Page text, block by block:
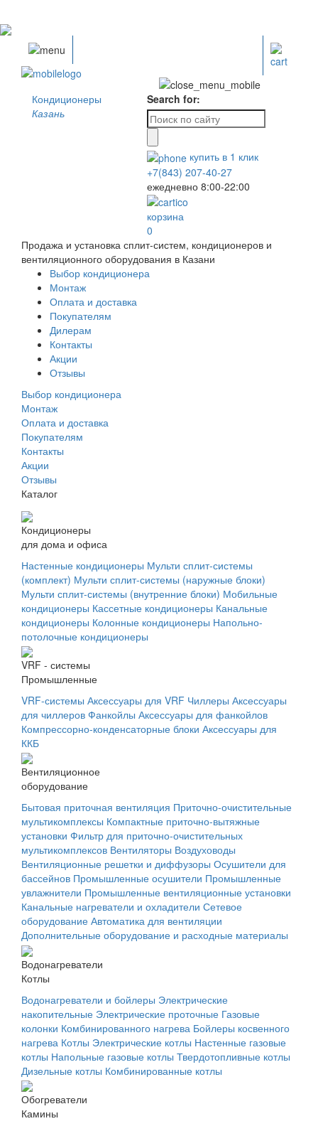
Кондиционеры
Казань
Search for:
купить в 1 клик
+7(843) 207-40-27
ежедневно 8:00-22:00
корзина
0
Продажа и установка сплит-систем, кондиционеров и
вентиляционного оборудования в Казани
Выбор кондиционера
Монтаж
Оплата и доставка
Покупателям
Дилерам
Контакты
Акции
Отзывы
Выбор кондиционера
Монтаж
Оплата и доставка
Покупателям
Контакты
Акции
Отзывы
Каталог
Кондиционеры
для дома и офиса
Настенные кондиционеры Мульти сплит-системы
(комплект) Мульти сплит-системы (наружные блоки)
Мульти сплит-системы (внутренние блоки) Мобильные
кондиционеры Кассетные кондиционеры Канальные
кондиционеры Колонные кондиционеры Напольно-
потолочные кондиционеры
VRF - системы
Промышленные
VRF-системы Аксессуары для VRF Чиллеры Аксессуары
для чиллеров Фанкойлы Аксессуары для фанкойлов
Компрессорно-конденсаторные блоки Аксессуары для
ККБ
Вентиляционное
оборудование
Бытовая приточная вентиляция Приточно-очистительные
мультикомплексы Компактные приточно-вытяжные
установки Фильтр для приточно-очистительных
мультикомплексов Вентиляторы Воздуховоды
Вентиляционные решетки и диффузоры Осушители для
бассейнов Промышленные осушители Промышленные
увлажнители Промышленные вентиляционные установки
Канальные нагреватели и охладители Сетевое
оборудование Автоматика для вентиляции
Дополнительные оборудование и расходные материалы
Водонагреватели
Котлы
Водонагреватели и бойлеры Электрические
накопительные Электрические проточные Газовые
колонки Комбинированного нагрева Бойлеры косвенного
нагрева Котлы Электрические котлы Настенные газовые
котлы Напольные газовые котлы Твердотопливные котлы
Дизельные котлы Комбинированные котлы
Обогреватели
Камины